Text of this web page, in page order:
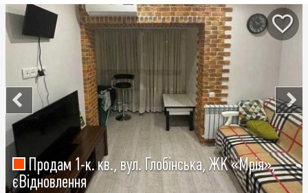
Продам 1-к. кв., вул. Глобінська, ЖК «Мрія»,
єВідновлення